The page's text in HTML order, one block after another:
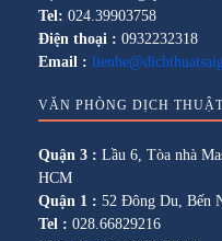
Tel: 024.39903758
Điện thoại : 0932232318
Email :
VĂN PHÒNG DỊCH
Quận 3 : Lầu 6, Tòa nhà
HCM
Quận 1 : 52 Đông Du, Bến
Tel : 028.66829216